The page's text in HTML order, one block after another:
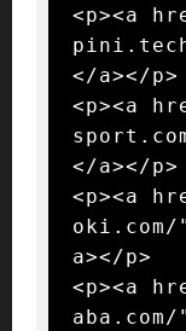
<p><a
</a></p>
<p><a
</a></p>
<p><a
a></p>
<p><a